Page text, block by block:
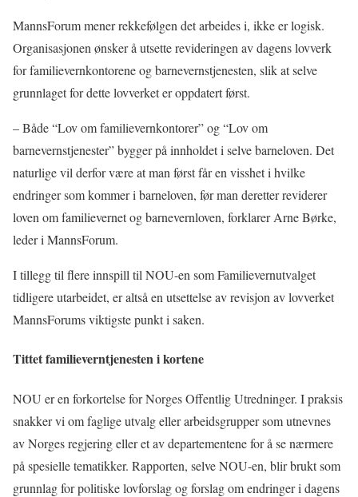
MannsForum mener rekkefølgen det arbeides i, ikke er logisk.
Organisasjonen ønsker å utsette revideringen av dagens lovverk
for familievernkontorene og barnevernstjenesten, slik at selve
grunnlaget for dette lovverket er oppdatert først.
– Både “Lov om familievernkontorer” og “Lov om
barnevernstjenester” bygger på innholdet i selve barneloven. Det
naturlige vil derfor være at man først får en visshet i hvilke
endringer som kommer i barneloven, før man deretter reviderer
loven om familievernet og barnevernloven, forklarer Arne Børke,
leder i MannsForum.
I tillegg til flere innspill til NOU-en som Familievernutvalget
tidligere utarbeidet, er altså en utsettelse av revisjon av lovverket
MannsForums viktigste punkt i saken.
Tittet familieverntjenesten i kortene
NOU er en forkortelse for Norges Offentlig Utredninger. I praksis
snakker vi om faglige utvalg eller arbeidsgrupper som utnevnes
av Norges regjering eller et av departementene for å se nærmere
på spesielle tematikker. Rapporten, selve NOU-en, blir brukt som
grunnlag for politiske lovforslag og forslag om endringer i dagens